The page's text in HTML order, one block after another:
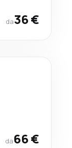
da36 €
da66 €